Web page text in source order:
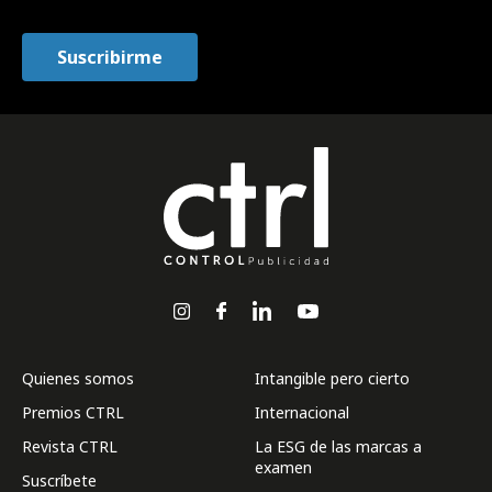
Quienes somos
Premios CTRL
Revista CTRL
Suscríbete
Intangible pero cierto
Internacional
La ESG de las marcas a
examen